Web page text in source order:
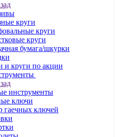
круги
круги
круги
бумага/шкурки
и круги по акции
инструменты
ключи
гаечных ключей